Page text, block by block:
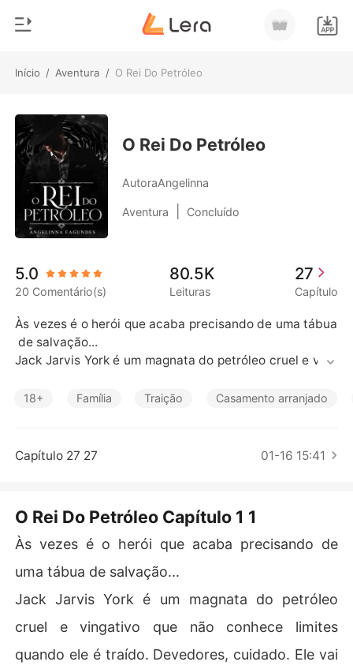
Início / Aventura / O Rei Do Petróleo
Loja
Histórico
Sair
Baixar App
Gênero
Moderno
Lobisomem
Contos
Bilionários
Ranking
Contos Curtos
O Rei Do Petróleo
AutoraAngelinna
Aventura Concluído
5.0
20 Comentário(s)
80.5K
Leituras
27
Capítulo
Às vezes é o herói que acaba precisando de uma tábua
de salvação...
Jack Jarvis York é um magnata do petróleo cruel e ving
edores, cuidado. Ele vai cortar sua garganta por um ce
o.
J.J. aceita sua esposa como garantia...
O que começa como um conflito entre homens amargos
mor proibido tão perigoso, ameaçando destruir até mes
mo o mais forte dos impérios.
que foi despedaçado. Jack fica em pé no meio do seu p
róprio caos.
18+ Família Traição Casamento arranjado
Capítulo 27 27 01-16 15:41
O Rei Do Petróleo Capítulo 1 1
Às vezes é o herói que acaba precisando de
uma tábua de salvação...
Jack Jarvis York é um magnata do petróleo
cruel e vingativo que não conhece limites
quando ele é traído. Devedores, cuidado. Ele vai